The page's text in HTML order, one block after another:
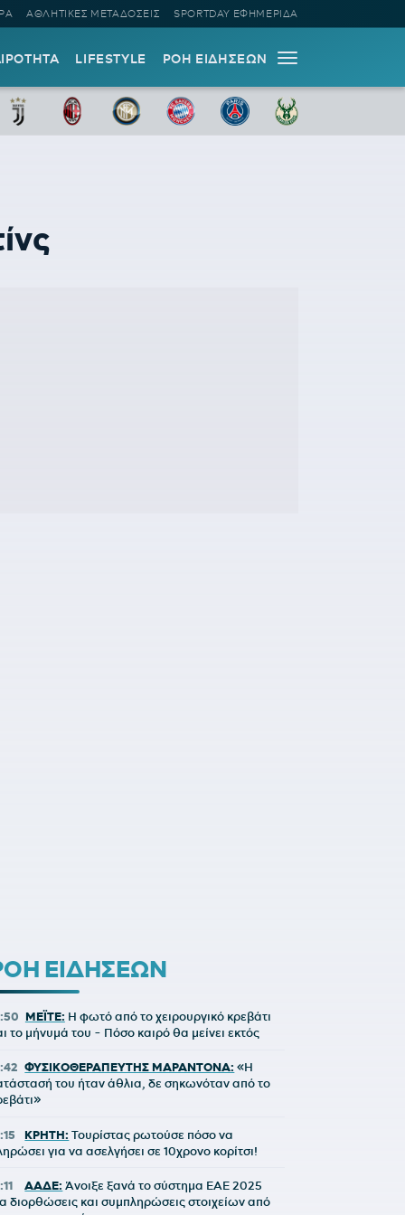
ΑΘΛΗΤΙΚΕΣ ΜΕΤΑΔΟΣΕΙΣ SPORTDAY ΕΦΗΜΕΡΙΔΑ
LIFESTYLE ΡΟΗ ΕΙΔΗΣΕΩΝ
ΕΙΔΗΣΕΩΝ
ΜΕΪΤΕ: Η φωτό από το χειρουργικό κρεβάτι
το μήνυμά του - Πόσο καιρό θα μείνει εκτός
ΦΥΣΙΚΟΘΕΡΑΠΕΥΤΗΣ ΜΑΡΑΝΤΟΝΑ: «Η
του ήταν άθλια, δε σηκωνόταν από το
ΚΡΗΤΗ: Τουρίστας ρωτούσε πόσο να
για να ασελγήσει σε 10χρονο κορίτσι!
ΑΑΔΕ: Άνοιξε ξανά το σύστημα ΕΑΕ 2025
διορθώσεις και συμπληρώσεις στοιχείων από